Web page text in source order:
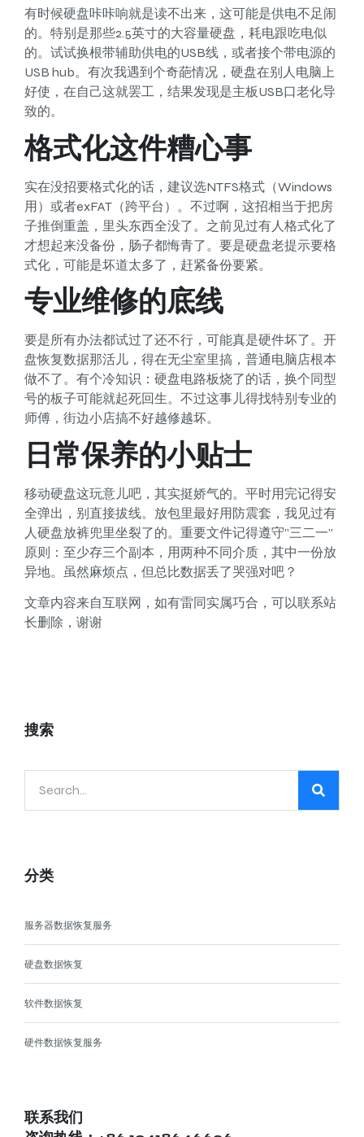
有时候硬盘咔咔响就是读不出来，这可能是供电不足闹
的。特别是那些2.5英寸的大容量硬盘，耗电跟吃电似
的。试试换根带辅助供电的USB线，或者接个带电源的
USB hub。有次我遇到个奇葩情况，硬盘在别人电脑上
好使，在自己这就罢工，结果发现是主板USB口老化导
致的。
格式化这件糟心事
实在没招要格式化的话，建议选NTFS格式（Windows
用）或者exFAT（跨平台）。不过啊，这招相当于把房
子推倒重盖，里头东西全没了。之前见过有人格式化了
才想起来没备份，肠子都悔青了。要是硬盘老提示要格
式化，可能是坏道太多了，赶紧备份要紧。
专业维修的底线
要是所有办法都试过了还不行，可能真是硬件坏了。开
盘恢复数据那活儿，得在无尘室里搞，普通电脑店根本
做不了。有个冷知识：硬盘电路板烧了的话，换个同型
号的板子可能就起死回生。不过这事儿得找特别专业的
师傅，街边小店搞不好越修越坏。
日常保养的小贴士
移动硬盘这玩意儿吧，其实挺娇气的。平时用完记得安
全弹出，别直接拔线。放包里最好用防震套，我见过有
人硬盘放裤兜里坐裂了的。重要文件记得遵守”三二一”
原则：至少存三个副本，用两种不同介质，其中一份放
异地。虽然麻烦点，但总比数据丢了哭强对吧？
文章内容来自互联网，如有雷同实属巧合，可以联系站
长删除，谢谢
搜索
分类
服务器数据恢复服务
硬盘数据恢复
软件数据恢复
硬件数据恢复服务
联系我们